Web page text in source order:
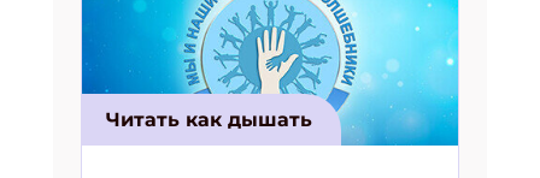
Читать как дышать